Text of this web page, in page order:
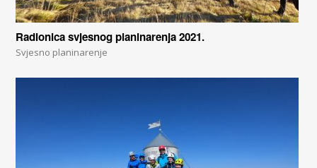
Radionica svjesnog planinarenja 2021.
Svjesno planinarenje